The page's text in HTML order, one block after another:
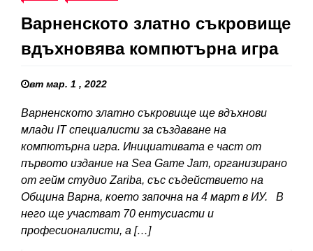
Варненското златно съкровище
вдъхновява компютърна игра
вт мар. 1 , 2022
Варненското златно съкровище ще вдъхнови
млади IT специалисти за създаване на
компютърна игра. Инициативата е част от
първото издание на Sea Game Jam, организирано
от гейм студио Zariba, със съдействието на
Община Варна, което започна на 4 март в ИУ. В
него ще участват 70 ентусиасти и
професионалисти, а […]